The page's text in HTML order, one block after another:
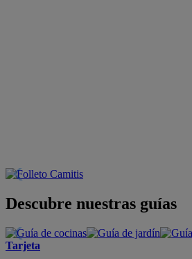
Descubre nuestras guías
Tarjeta